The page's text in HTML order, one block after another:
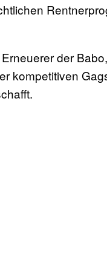
der
kompetitiven